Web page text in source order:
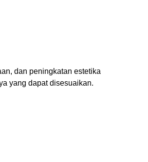
dan peningkatan estetika
yang dapat disesuaikan.